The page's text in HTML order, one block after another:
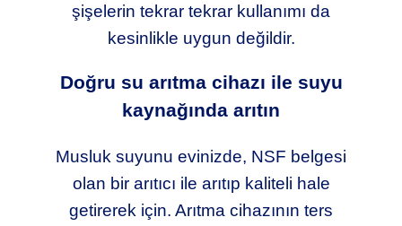
şişelerin tekrar tekrar kullanımı da
kesinlikle uygun değildir.
Doğru su arıtma cihazı ile suyu
kaynağında arıtın
Musluk suyunu evinizde, NSF belgesi
olan bir arıtıcı ile arıtıp kaliteli hale
getirerek için. Arıtma cihazının ters